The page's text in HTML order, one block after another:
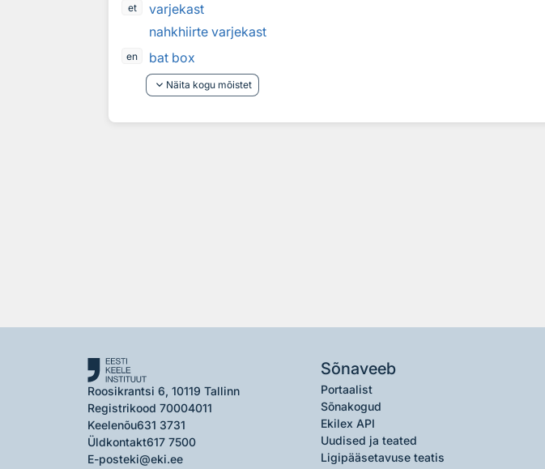
et
varjekast
nahkhiirte varjekast
en
bat box
keyboard_arrow_down Näita kogu mõistet
Roosikrantsi 6, 10119 Tallinn
Registrikood 70004011
Keelenõu631 3731
Üldkontakt617 7500
E-posteki@eki.ee
Sõnaveeb
Portaalist
Sõnakogud
Ekilex API
Uudised ja teated
Ligipääsetavuse teatis